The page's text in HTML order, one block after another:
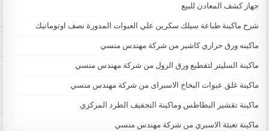
جهاز كشف المعادن للبيع
شرح ماكينة طباعة سيلك سكرين علي العبوات المدورة نصف اوتوماتيك
ماكينه ورق حراري كاشير من شركة مهندس منسي
ماكينة السليتر لتقطيع ورق الرول من شركة مهندس منسي
ماكينة غلق عبوات البخاخ الاسبراى من شركة مهندس منسي
ماكينة تقشير البطاطس وماكينة التجفيف الطرد المركزي
ماكينة تعبئة الاسبري من شركة مهندس منسي